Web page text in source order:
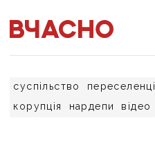
суспільство переселенці
корупція
нардепи відео